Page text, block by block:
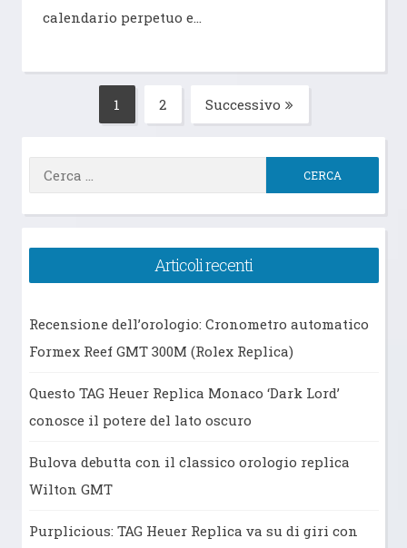
calendario perpetuo e…
PaginazionePagina
1 Pagina
2 Successivo
Ricerca
per:
Articoli recenti
Recensione dell’orologio: Cronometro automatico
Formex Reef GMT 300M (Rolex Replica)
Questo TAG Heuer Replica Monaco ‘Dark Lord’
conosce il potere del lato oscuro
Bulova debutta con il classico orologio replica
Wilton GMT
Purplicious: TAG Heuer Replica va su di giri con